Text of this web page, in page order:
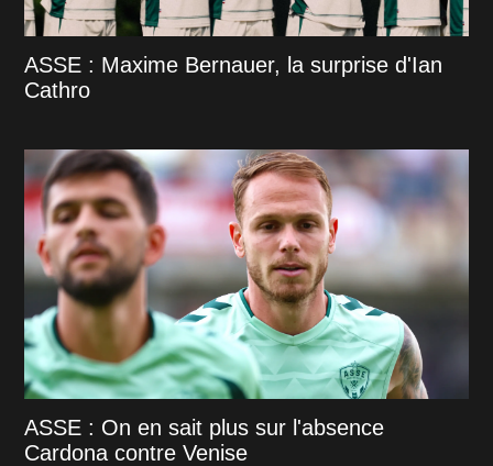
ASSE : Maxime Bernauer, la surprise d'Ian
Cathro
ASSE : On en sait plus sur l'absence
Cardona contre Venise